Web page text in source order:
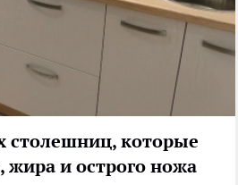
столешниц, которые
жира и острого ножа